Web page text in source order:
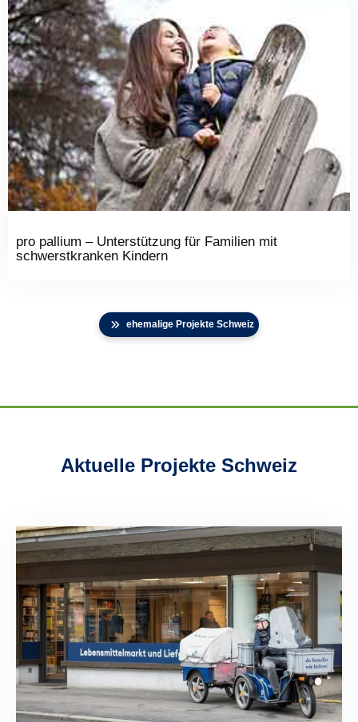
pro pallium – Unterstützung für Familien mit
schwerstkranken Kindern
ehemalige Projekte Schweiz
Aktuelle Projekte Schweiz